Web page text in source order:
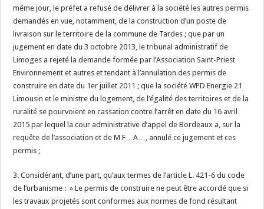
même jour, le préfet a refusé de délivrer à la société les autres permis
demandés en vue, notamment, de la construction d’un poste de
livraison sur le territoire de la commune de Tardes ; que par un
jugement en date du 3 octobre 2013, le tribunal administratif de
Limoges a rejeté la demande formée par l’Association Saint-Priest
Environnement et autres et tendant à l’annulation des permis de
construire en date du 1er juillet 2011 ; que la société WPD Energie 21
Limousin et le ministre du logement, de l’égalité des territoires et de la
ruralité se pourvoient en cassation contre l’arrêt en date du 16 avril
2015 par lequel la cour administrative d’appel de Bordeaux a, sur la
requête de l’association et de M F…A…, annulé ce jugement et ces
permis ;
3. Considérant, d’une part, qu’aux termes de l’article L. 421-6 du code
de l’urbanisme : » Le permis de construire ne peut être accordé que si
les travaux projetés sont conformes aux normes de fond résultant